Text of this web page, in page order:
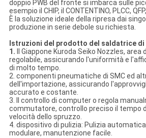
doppio PWB del fronte si imbarca sulle
esempio il CHIP, il CONTENTINO, PLCC,
È la soluzione ideale della ripresa dai
produzione in serie debole su richiesta.
Istruzioni del prodotto del saldatrice di
1.
Il Giappone Kuroda Seiko Nozzles,
regolabile, assicurando l'uniformità e
di molto tempo.
2. componenti pneumatiche di SMC ed
dell'importazione, assicurando
accurato e costante.
3. Il controllo di computer o regola
commutatore, controllo preciso il tempo
velocità dello spruzzo.
4. dispositivo di pulizia: Pulizia
modulare, manutenzione facile.